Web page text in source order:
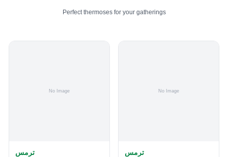
Perfect thermoses for your gatherings
ترمس ترمس